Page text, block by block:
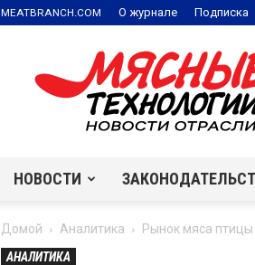
MEATBRANCH.COM О журнале Подписка
Мясные
технологии
|
Новости
отрасли
НОВОСТИ
Домой Аналитика
Рынок мяса птицы
АНАЛИТИКА